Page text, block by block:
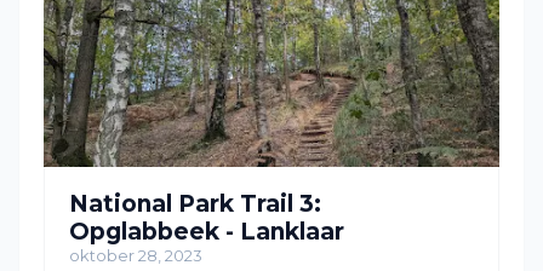
National Park Trail 3:
Opglabbeek - Lanklaar
oktober 28, 2023